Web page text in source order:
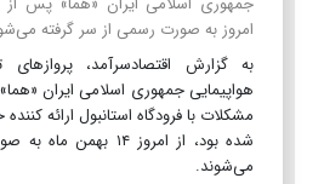
امروز به صورت رسمی از سر گرفته
به گزارش اقتصادسرآمد، پروازهای
مشکلات با فرودگاه استانبول ارائه
شده بود، از امروز ۱۴
می‌شوند.